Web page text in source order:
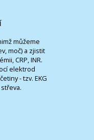
můžeme
moč) a zjistit
CRP, INR.
elektrod
- tzv. EKG